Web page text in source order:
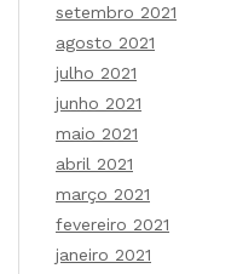
setembro 2021
agosto 2021
julho 2021
junho 2021
maio 2021
abril 2021
março 2021
fevereiro 2021
janeiro 2021